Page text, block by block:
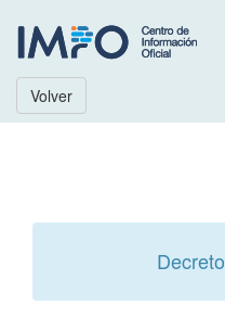
Volver
Decreto